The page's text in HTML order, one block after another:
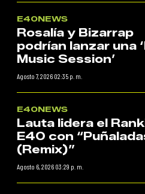
E40NEWS
Rosalía y Bizarrap
podrían lanzar una
Music Session’
Agosto 7, 2026 02:35 p. m.
E40NEWS
Lauta lidera el
E40 con
(Remix)”
Agosto 6, 2026 03:29 p. m.